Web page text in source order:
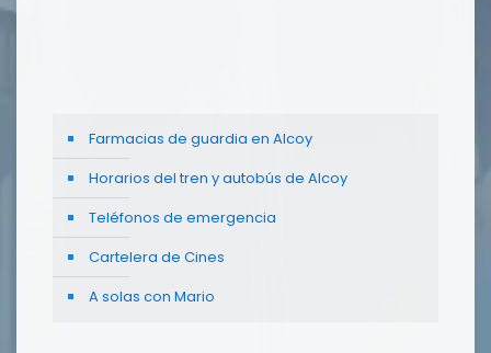
Farmacias de guardia en Alcoy
Horarios del tren y autobús de Alcoy
Teléfonos de emergencia
Cartelera de Cines
A solas con Mario